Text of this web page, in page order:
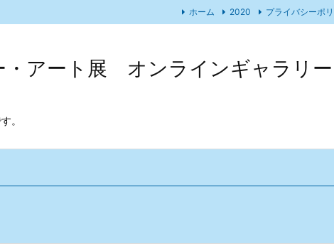
・アート展 オンラインギャラリー
。
ホーム 2020 プライバシーポ